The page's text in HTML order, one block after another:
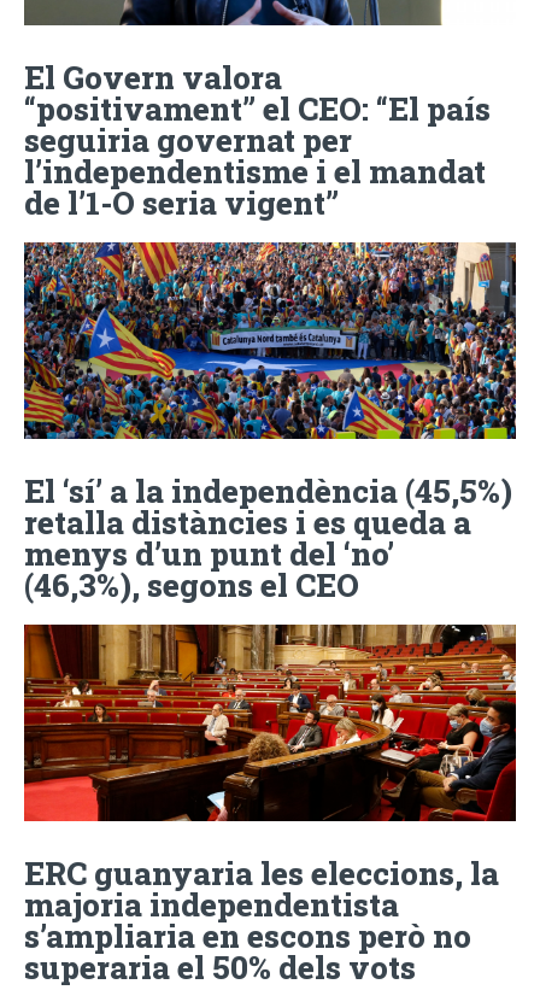
El Govern valora
“positivament” el CEO: “El país
seguiria governat per
l’independentisme i el mandat
de l’1-O seria vigent”
El ‘sí’ a la independència (45,5%)
retalla distàncies i es queda a
menys d’un punt del ‘no’
(46,3%), segons el CEO
ERC guanyaria les eleccions, la
majoria independentista
s’ampliaria en escons però no
superaria el 50% dels vots